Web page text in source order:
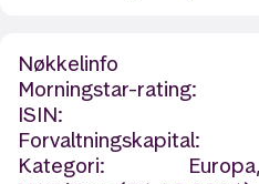
Nøkkelinfo
Morningstar-rating:
ISIN:
Forvaltningskapital:
Kategori: